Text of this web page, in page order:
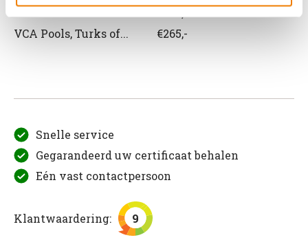
VCA Pools, Turks of...
€265,-
Snelle service
Gegarandeerd uw certificaat behalen
Eén vast contactpersoon
Klantwaardering: 9